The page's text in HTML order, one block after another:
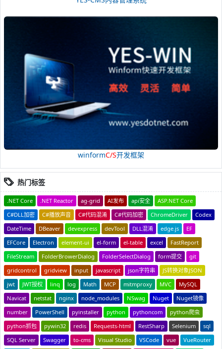
winformC/S开发框架
热门标签
.NET Core .NET Reactor ag-grid AI发布 api安全
ASP.NET Core
C#DLL加密
C#播放声音 C#代码混淆 C#代码加密 ChromeDriver
Codex
DateTime
DBeaver devexpress devTool DLL混淆 edge.js
EF
EFCore
Electron element-ui el-form el-table excel
FastReport
FileStream
FolderBrowerDialog FolderSelectDialog form提交
git
gridcontrol
gridview input javascript json字符串
JS转换对象JSON
jwt
JWT授权 linq log Math MCP mitmproxy MVC
MySQL
Navicat
netstat nginx node_modules NSwag Nuget
Nuget镜像
number
PowerShell pyinstaller python pythoncom
python爬虫
python抓包
pywin32 redis Requests-html RestSharp Selenium
sql
SQL Server
Swagger to-cms Visual Studio VSCode vue
VueRouter